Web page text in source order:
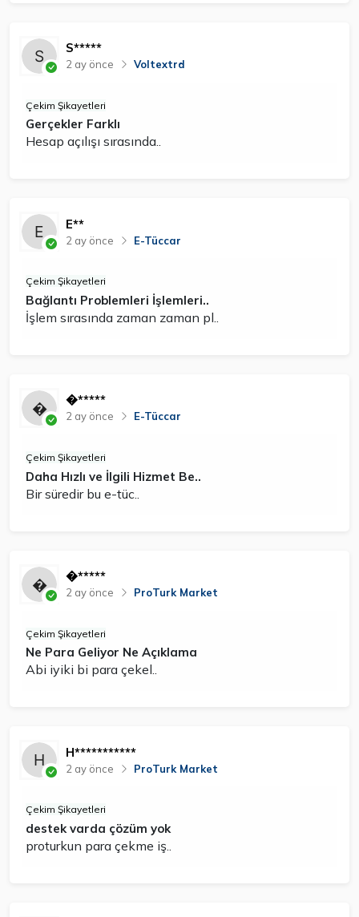
S*****
2 ay önce Voltextrd
Çekim Şikayetleri
Gerçekler Farklı
Hesap açılışı sırasında..
E**
2 ay önce E-Tüccar
Çekim Şikayetleri
Bağlantı Problemleri İşlemleri..
İşlem sırasında zaman zaman pl..
�*****
2 ay önce E-Tüccar
Çekim Şikayetleri
Daha Hızlı ve İlgili Hizmet Be..
Bir süredir bu e-tüc..
�*****
2 ay önce ProTurk Market
Çekim Şikayetleri
Ne Para Geliyor Ne Açıklama
Abi iyiki bi para çekel..
H***********
2 ay önce ProTurk Market
Çekim Şikayetleri
destek varda çözüm yok
proturkun para çekme iş..